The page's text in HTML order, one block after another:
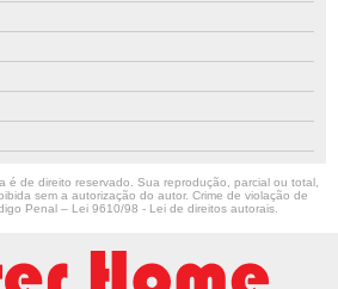
é de direito reservado. Sua reprodução, parcial ou total,
sem a autorização do autor. Crime de violação de
Penal – Lei 9610/98 - Lei de direitos autorais